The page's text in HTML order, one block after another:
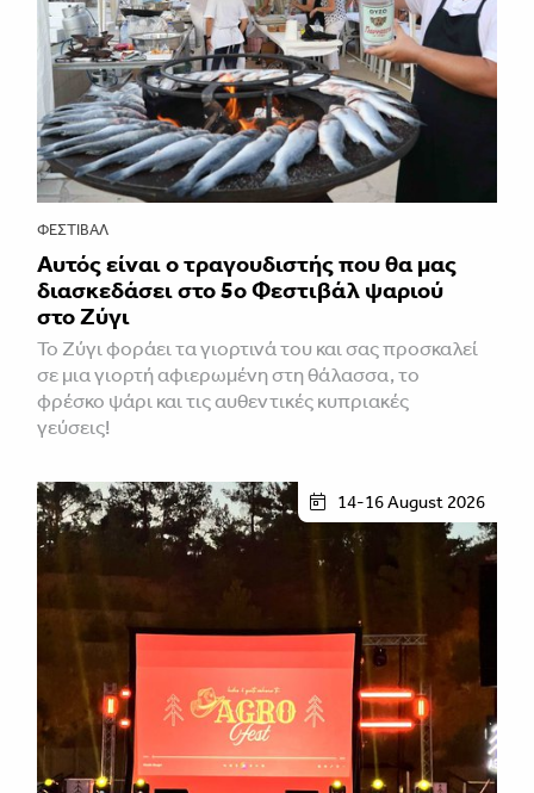
ΦΕΣΤΙΒΑΛ
Αυτός είναι ο τραγουδιστής που θα μας
διασκεδάσει στο 5ο Φεστιβάλ ψαριού
στο Ζύγι
Το Ζύγι φοράει τα γιορτινά του και σας προσκαλεί
σε μια γιορτή αφιερωμένη στη θάλασσα, το
φρέσκο ψάρι και τις αυθεντικές κυπριακές
γεύσεις!
14-16 August 2026